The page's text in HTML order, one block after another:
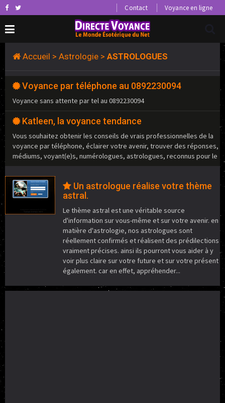
Contact Voyance en ligne
Accueil > Astrologie > ASTROLOGUES
Voyance par téléphone au 0892230094
Voyance sans attente par tel au 0892230094
Katleen, la voyance tendance
Vous souhaitez obtenir les conseils de vrais professionnelles de la
voyance par téléphone, éclairer votre avenir, trouver des réponses,
médiums, voyant(e)s, numérologues, astrologues, reconnus pour le
Un astrologue réalise votre thème
astral.
Le thème astral est une véritable source
d'information sur vous-même et sur votre avenir. en
matière d'astrologie, nos astrologues sont
réellement confirmés et réalisent des prédilections
vraiment précises. ainsi ils pourront vous aider à y
voir plus claire sur votre future et sur votre présent
également. car en effet, appréhender...